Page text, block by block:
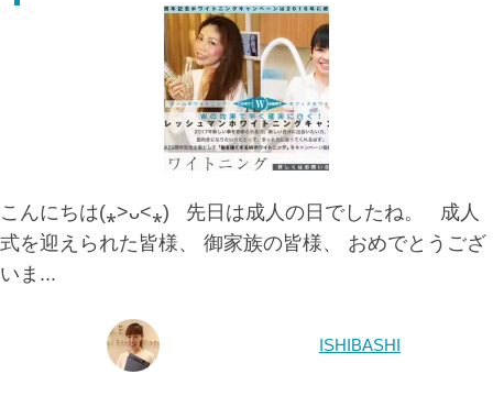
こんにちは(⁎˃ᴗ˂⁎) 先日は成人の日でしたね。 成人
式を迎えられた皆様、 御家族の皆様、 おめでとうござ
いま...
ISHIBASHI